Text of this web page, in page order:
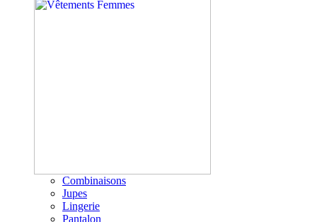
Combinaisons
Jupes
Lingerie
Pantalon